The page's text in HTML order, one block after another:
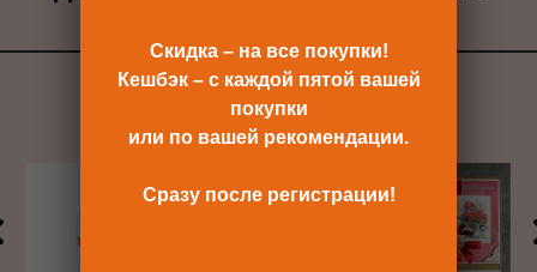
Скидка – на все покупки!
Кешбэк – с каждой пятой вашей
покупки
или по вашей рекомендации.
Сразу после регистрации!